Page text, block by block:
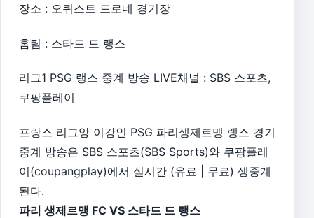
장소 : 오퀴스트 드로네 경기장
홈팀 : 스타드 드 랭스
리그1 PSG 랭스 중계 방송 LIVE채널 : SBS 스포츠,
쿠팡플레이
프랑스 리그앙 이강인 PSG 파리생제르맹 랭스 경기
중계 방송은 SBS 스포츠(SBS Sports)와 쿠팡플레
이(coupangplay)에서 실시간 (유료 | 무료) 생중계
된다.
파리 생제르맹 FC VS 스타드 드 랭스